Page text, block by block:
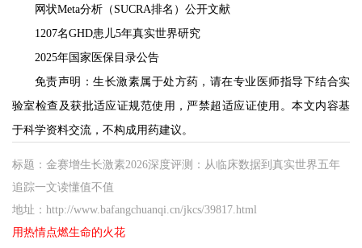
网状Meta分析（SUCRA排名）公开文献
1207名GHD患儿5年真实世界研究
2025年国家医保目录公告
免责声明：生长激素属于处方药，请在专业医师指导下结合实
验室检查及获批适应证规范使用，严禁超适应证使用。本文内容基
于科学资料交流，不构成用药建议。
标题：金赛增生长激素2026深度评测：从临床数据到真实世界五年
追踪一文读懂值不值
地址：http://www.bafangchuanqi.cn/jkcs/39817.html
用热情点燃生命的火花